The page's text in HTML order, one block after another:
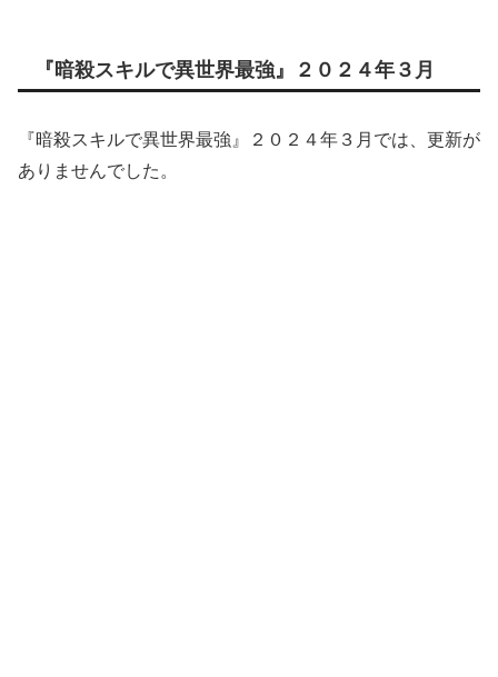
『暗殺スキルで異世界最強』２０２４年３月
『暗殺スキルで異世界最強』２０２４年３月では、更新が
ありませんでした。